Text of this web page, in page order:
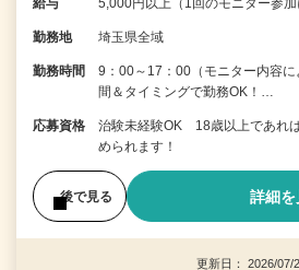
給与 5,000円以上（1回のモニター参
勤務地 埼玉県全域
勤務時間
9：00～17：00（モニター内容
間＆タイミングで勤務OK！…
応募資格
治験未経験OK 18歳以上であれ
められます！
後で見る 詳細を
更新日： 2026/